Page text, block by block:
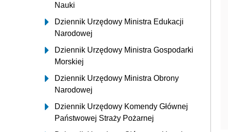
Nauki
Dziennik Urzędowy Ministra Edukacji
Narodowej
Dziennik Urzędowy Ministra Gospodarki
Morskiej
Dziennik Urzędowy Ministra Obrony
Narodowej
Dziennik Urzędowy Komendy Głównej
Państwowej Straży Pożarnej